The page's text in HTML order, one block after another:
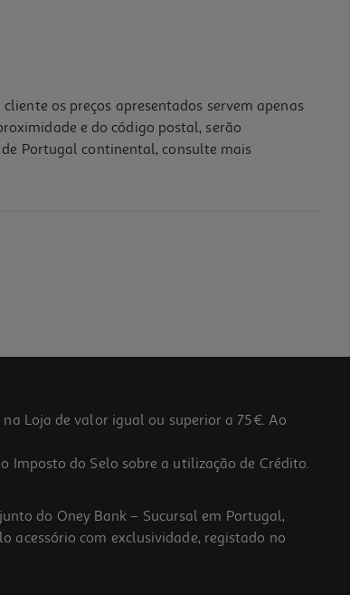
os preços apresentados servem apenas
e do código postal, serão
Portugal continental, consulte mais
Loja de valor igual ou superior a 75€. Ao
Imposto do Selo sobre a utilização de Crédito.
do Oney Bank – Sucursal em Portugal,
acessório com exclusividade, registado no